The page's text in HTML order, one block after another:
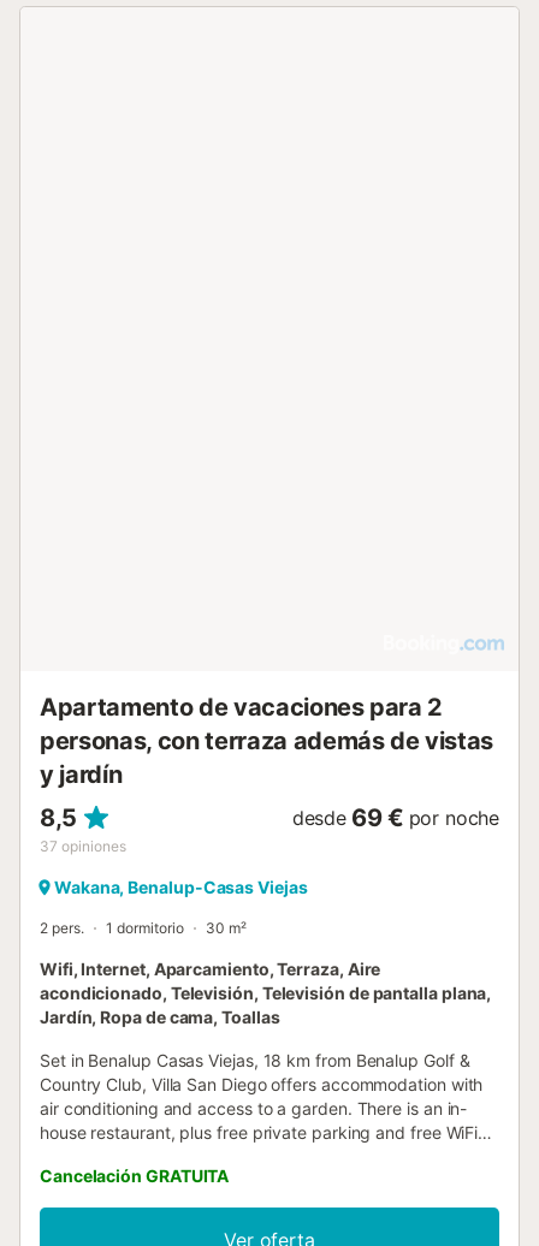
Apartamento de vacaciones para 2
personas, con terraza además de vistas
y jardín
8,5
37 opiniones
desde 69 € por noche
Wakana, Benalup-Casas Viejas
2 pers. 1 dormitorio 30 m²
Wifi, Internet, Aparcamiento, Terraza, Aire
acondicionado, Televisión, Televisión de pantalla plana,
Jardín, Ropa de cama, Toallas
Set in Benalup Casas Viejas, 18 km from Benalup Golf &
Country Club, Villa San Diego offers accommodation with
air conditioning and access to a garden. There is an in-
house restaurant, plus free private parking and free WiFi
Cancelación GRATUITA
Ver oferta